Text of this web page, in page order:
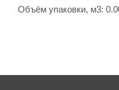
Объём упаковки, м3: